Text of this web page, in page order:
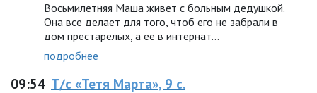
Восьмилетняя Маша живет с больным дедушкой.
Она все делает для того, чтоб его не забрали в
дом престарелых, а ее в интернат…
подробнее
09:54 Т/с «Тетя Марта», 9 с.